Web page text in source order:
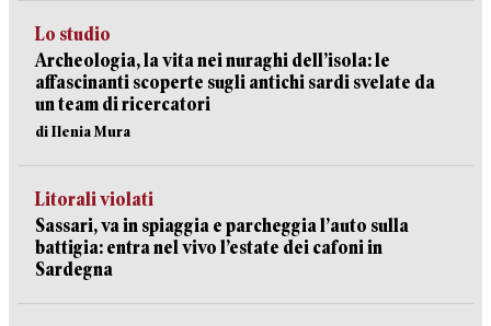
Lo studio
Archeologia, la vita nei nuraghi dell’isola: le
affascinanti scoperte sugli antichi sardi svelate da
un team di ricercatori
di Ilenia Mura
Litorali violati
Sassari, va in spiaggia e parcheggia l’auto sulla
battigia: entra nel vivo l’estate dei cafoni in
Sardegna